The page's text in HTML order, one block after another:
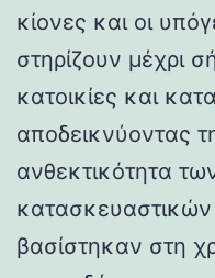
κίονες και οι
στηρίζουν μέχρι
κατοικίες και
αποδεικνύοντας
ανθεκτικότητα
κατασκευαστικών
βασίστηκαν στη